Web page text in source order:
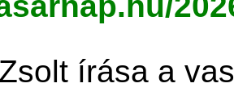
írása a